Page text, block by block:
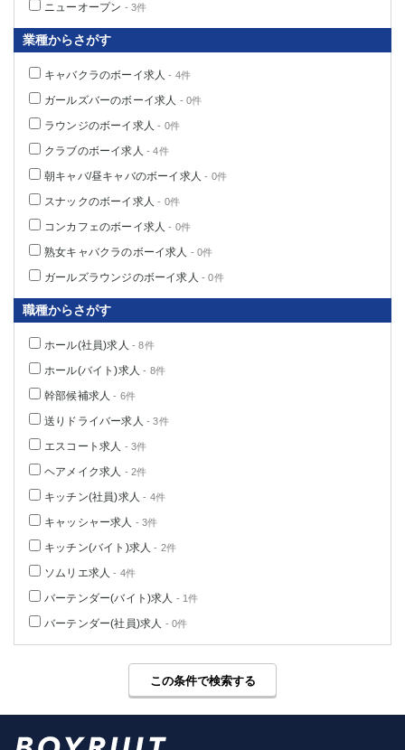
ニューオープン - 3件
業種からさがす
キャバクラのボーイ求人 - 4件
ガールズバーのボーイ求人 - 0件
ラウンジのボーイ求人 - 0件
クラブのボーイ求人 - 4件
朝キャバ/昼キャバのボーイ求人 - 0件
スナックのボーイ求人 - 0件
コンカフェのボーイ求人 - 0件
熟女キャバクラのボーイ求人 - 0件
ガールズラウンジのボーイ求人 - 0件
職種からさがす
ホール(社員)求人 - 8件
ホール(バイト)求人 - 8件
幹部候補求人 - 6件
送りドライバー求人 - 3件
エスコート求人 - 3件
ヘアメイク求人 - 2件
キッチン(社員)求人 - 4件
キャッシャー求人 - 3件
キッチン(バイト)求人 - 2件
ソムリエ求人 - 4件
バーテンダー(バイト)求人 - 1件
バーテンダー(社員)求人 - 0件
この条件で検索する